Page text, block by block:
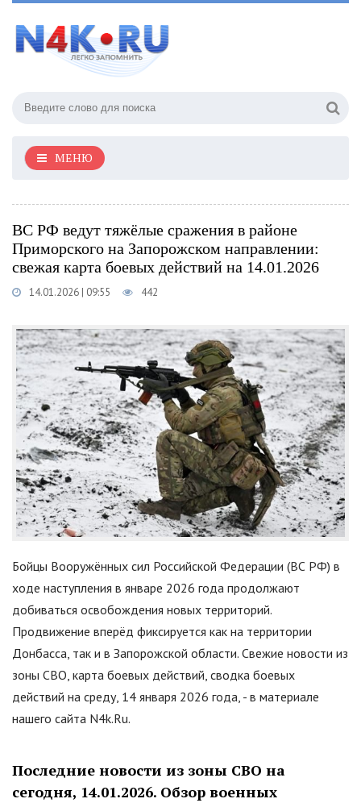
МЕНЮ
ВС РФ ведут тяжёлые сражения в районе
Приморского на Запорожском направлении:
свежая карта боевых действий на 14.01.2026
14.01.2026 | 09:55 442
Бойцы Вооружённых сил Российской Федерации (ВС РФ) в
ходе наступления в январе 2026 года продолжают
добиваться освобождения новых территорий.
Продвижение вперёд фиксируется как на территории
Донбасса, так и в Запорожской области. Свежие новости из
зоны СВО, карта боевых действий, сводка боевых
действий на среду, 14 января 2026 года, - в материале
нашего сайта N4k.Ru.
Последние новости из зоны СВО на
сегодня, 14.01.2026. Обзор военных